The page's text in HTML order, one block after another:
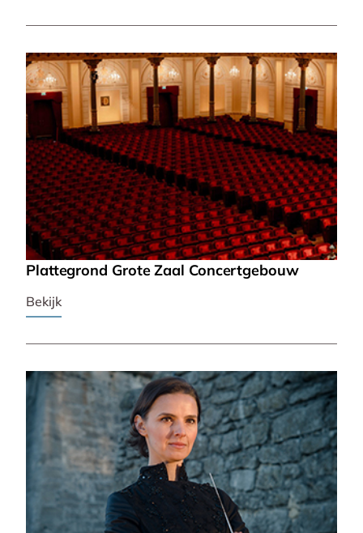
Plattegrond Grote Zaal Concertgebouw
Bekijk